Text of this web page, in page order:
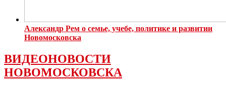
Александр Рем о семье, учебе, политике и развитии
Новомосковска
ВИДЕОНОВОСТИ
НОВОМОСКОВСКА